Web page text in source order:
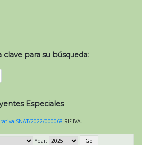
para su búsqueda:
Especiales
SNAT/2022/000068 RIF IVA.
Year: